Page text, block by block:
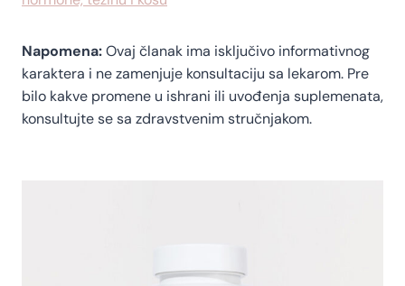
Napomena:Ovaj članak ima isključivo informativnog
karaktera i ne zamenjuje konsultaciju sa lekarom. Pre
bilo kakve promene u ishrani ili uvođenja suplemenata,
konsultujte se sa zdravstvenim stručnjakom.